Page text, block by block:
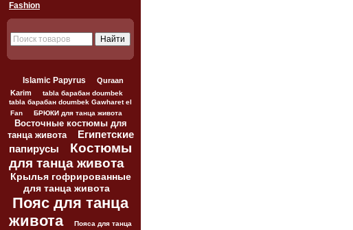
Fashion
Islamic Papyrus
Quraan
Karim
tabla барабан doumbek
tabla барабан doumbek Gawharet el
Fan
БРЮКИ для танца живота
Восточные костюмы для
танца живота
Египетские
папирусы
Костюмы
для танца живота
Крылья гофрированные
для танца живота
Пояс для танца
живота
Пояса для танца